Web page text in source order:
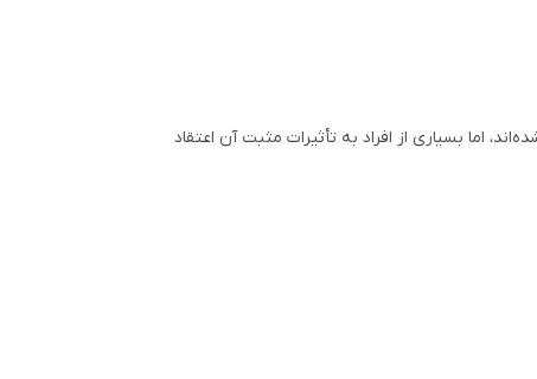
اما بسیاری از افراد به تأثیرات مثبت آن اعتقاد